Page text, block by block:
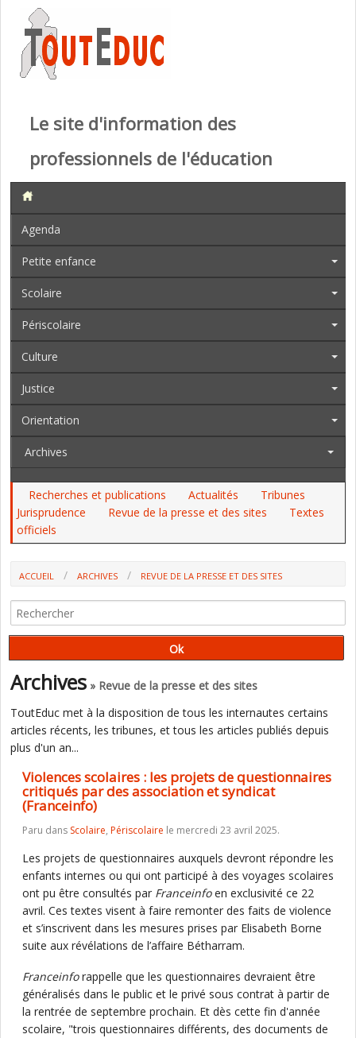
Le site d'information des
professionnels de l'éducation
Agenda
Petite enfance
Scolaire
Périscolaire
Culture
Justice
Orientation
Archives
Recherches et publications Actualités
Tribunes
Jurisprudence
Revue de la presse et des sites
Textes
officiels
ACCUEIL ARCHIVES
REVUE DE LA PRESSE ET DES SITES
PAR DES ASSOCIATION ET SYNDICAT (FRANCEINFO)
Archives » Revue de la presse et des sites
ToutEduc met à la disposition de tous les internautes certains
articles récents, les tribunes, et tous les articles publiés depuis
plus d'un an...
Violences scolaires : les projets de questionnaires
critiqués par des association et syndicat
(Franceinfo)
Paru dans Scolaire, Périscolaire le mercredi 23 avril 2025.
Les projets de questionnaires auxquels devront répondre les
enfants internes ou qui ont participé à des voyages scolaires
ont pu être consultés par Franceinfoen exclusivité ce 22
avril. Ces textes visent à faire remonter des faits de violence
et s’inscrivent dans les mesures prises par Elisabeth Borne
suite aux révélations de l’affaire Bétharram.
Franceinforappelle que les questionnaires devraient être
généralisés dans le public et le privé sous contrat à partir de
la rentrée de septembre prochain. Et dès cette fin d'année
scolaire, "trois questionnaires différents, des documents de